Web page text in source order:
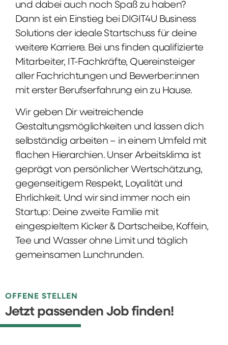
und dabei auch noch Spaß zu haben?
Dann ist ein Einstieg bei DIGIT4U Business
Solutions der ideale Startschuss für deine
weitere Karriere. Bei uns finden qualifizierte
Mitarbeiter, IT-Fachkräfte, Quereinsteiger
aller Fachrichtungen und Bewerber:innen
mit erster Berufserfahrung ein zu Hause.
Wir geben Dir weitreichende
Gestaltungsmöglichkeiten und lassen dich
selbständig arbeiten – in einem Umfeld mit
flachen Hierarchien. Unser Arbeitsklima ist
geprägt von persönlicher Wertschätzung,
gegenseitigem Respekt, Loyalität und
Ehrlichkeit. Und wir sind immer noch ein
Startup: Deine zweite Familie mit
eingespieltem Kicker & Dartscheibe, Koffein,
Tee und Wasser ohne Limit und täglich
gemeinsamen Lunchrunden.
OFFENE STELLEN
Jetzt passenden Job finden!